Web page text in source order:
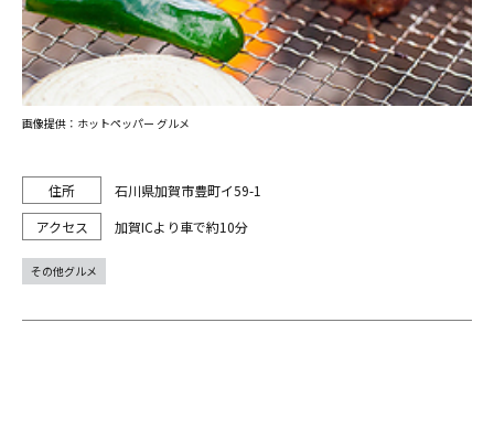
石川県加賀市豊町イ59-1
加賀ICより車で約10分
画像提供：ホットペッパー グルメ
その他グルメ